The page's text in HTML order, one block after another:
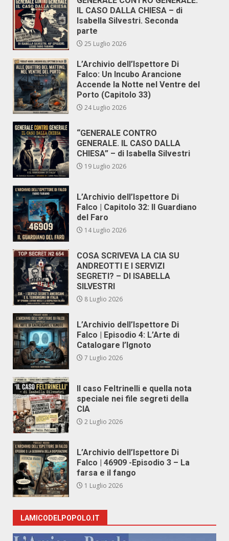
IL CASO DALLA CHIESA – di
Isabella Silvestri. Seconda
parte
25 Luglio 2026
L’Archivio dell’Ispettore Di
Falco: Un Incubo Arancione
Accende la Notte nel Ventre del
Porto (Capitolo 33)
24 Luglio 2026
“GENERALE CONTRO
GENERALE. IL CASO DALLA
CHIESA” – di Isabella Silvestri
19 Luglio 2026
L’Archivio dell’Ispettore Di
Falco | Capitolo 32: Il Guardiano
del Faro
14 Luglio 2026
COSA SCRIVEVA LA CIA SU
ANDREOTTI E I SERVIZI
SEGRETI? – DI ISABELLA
SILVESTRI
8 Luglio 2026
L’Archivio dell’Ispettore Di
Falco | Episodio 4: L’Arte di
Catalogare l’Ignoto
7 Luglio 2026
Il caso Feltrinelli e quella nota
speciale nei file segreti della
CIA
2 Luglio 2026
L’Archivio dell’Ispettore Di
Falco | 46909 -Episodio 3 – La
farsa e il fango
1 Luglio 2026
LAMICODELPOPOLO.IT